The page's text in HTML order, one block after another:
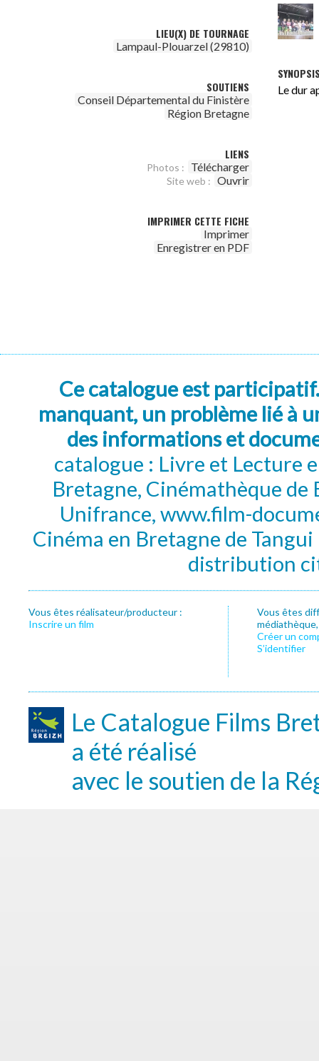
LIEU(X) DE TOURNAGE
Lampaul-Plouarzel (29810)
SOUTIENS
Conseil Départemental du Finistère
Région Bretagne
LIENS
Photos : Télécharger
Site web : Ouvrir
IMPRIMER CETTE FICHE
Imprimer
Enregistrer en PDF
Le dur
Ce catalogue est
manquant, un problème lié à
des informations et
catalogue : Livre et Lecture
Bretagne, Cinémathèque de
Unifrance, www.film-
Cinéma en Bretagne de
distribution
Vous êtes réalisateur/producteur :
Inscrire un film
Vous êtes
Créer un
S’identifier
Le Catalogue Films
a été réalisé
avec le soutien de la